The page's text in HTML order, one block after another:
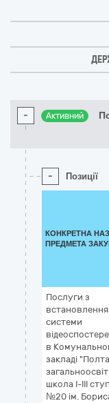
- Активний
- Позиції
КОНКРЕТНА
ПРЕДМЕТА
Послуги з
встановлення
системи
в
закладі
школа І-ІІІ
№20 ім.